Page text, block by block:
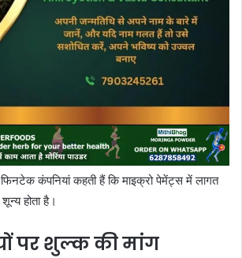
कंपनियां कहती हैं कि माइक्रो पेमेंट्स में लागत
होता है।
पर शुल्क की मांग